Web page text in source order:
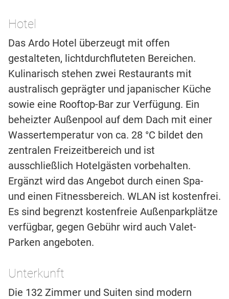
Hotel
Das Ardo Hotel überzeugt mit offen
gestalteten, lichtdurchfluteten Bereichen.
Kulinarisch stehen zwei Restaurants mit
australisch geprägter und japanischer Küche
sowie eine Rooftop-Bar zur Verfügung. Ein
beheizter Außenpool auf dem Dach mit einer
Wassertemperatur von ca. 28 °C bildet den
zentralen Freizeitbereich und ist
ausschließlich Hotelgästen vorbehalten.
Ergänzt wird das Angebot durch einen Spa-
und einen Fitnessbereich. WLAN ist kostenfrei.
Es sind begrenzt kostenfreie Außenparkplätze
verfügbar, gegen Gebühr wird auch Valet-
Parken angeboten.
Unterkunft
Die 132 Zimmer und Suiten sind modern